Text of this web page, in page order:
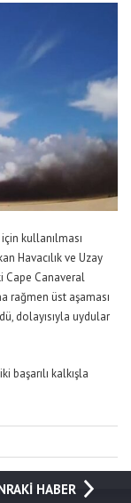
kullanılması
Havacılık ve Uzay
Cape Canaveral
rağmen üst aşaması
dolayısıyla uydular
başarılı kalkışla
HABER